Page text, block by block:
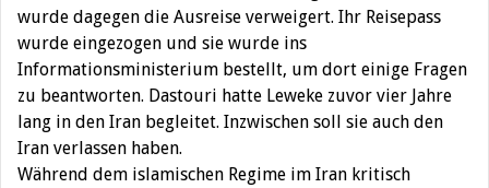
wurde dagegen die Ausreise verweigert. Ihr Reisepass
wurde eingezogen und sie wurde ins
Informationsministerium bestellt, um dort einige Fragen
zu beantworten. Dastouri hatte Leweke zuvor vier Jahre
lang in den Iran begleitet. Inzwischen soll sie auch den
Iran verlassen haben.
Während dem islamischen Regime im Iran kritisch